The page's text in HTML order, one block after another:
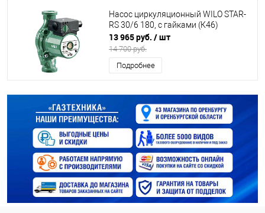
Насос циркуляционный WILO STAR-
RS 30/6 180, с гайками (К46)
13 965 руб. / шт
14 700 руб.
Подробнее